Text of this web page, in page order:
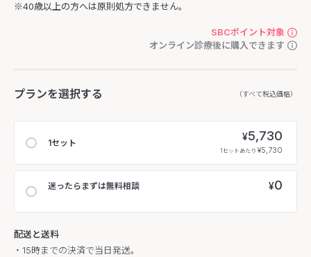
※40歳以上の方へは原則処方できません。
SBCポイント対象
オンライン診療後に購入できます
プランを選択する （すべて税込価格）
1セット
¥5,730
1セットあたり ¥5,730
迷ったらまずは無料相談 ¥0
配送と送料
・15時までの決済で当日発送。